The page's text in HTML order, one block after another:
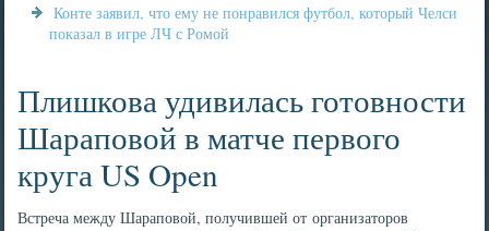
Конте заявил, что ему не понравился футбол, который Челси
показал в игре ЛЧ с Ромой
Плишкова удивилась готовности
Шараповой в матче первого
круга US Open
Встреча между Шараповой, получившей от организаторов